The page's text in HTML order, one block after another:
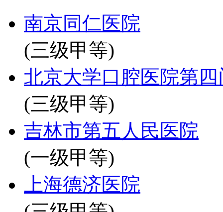
南京同仁医院
(三级甲等)
北京大学口腔医院第
(三级甲等)
吉林市第五人民医院
(一级甲等)
上海德济医院